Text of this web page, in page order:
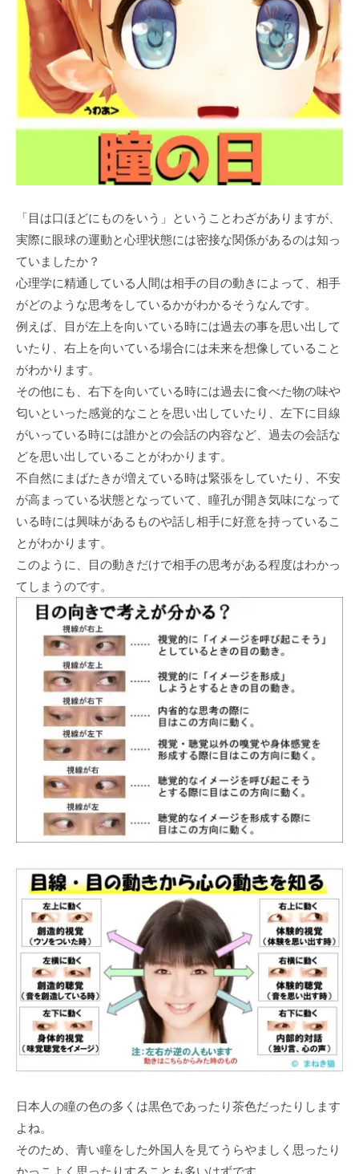
「目は口ほどにものをいう」ということわざがありますが、
実際に眼球の運動と心理状態には密接な関係があるのは知っ
ていましたか？
心理学に精通している人間は相手の目の動きによって、相手
がどのような思考をしているかがわかるそうなんです。
例えば、目が左上を向いている時には過去の事を思い出して
いたり、右上を向いている場合には未来を想像していること
がわかります。
その他にも、右下を向いている時には過去に食べた物の味や
匂いといった感覚的なことを思い出していたり、左下に目線
がいっている時には誰かとの会話の内容など、過去の会話な
どを思い出していることがわかります。
不自然にまばたきが増えている時は緊張をしていたり、不安
が高まっている状態となっていて、瞳孔が開き気味になって
いる時には興味があるものや話し相手に好意を持っているこ
とがわかります。
このように、目の動きだけで相手の思考がある程度はわかっ
てしまうのです。
日本人の瞳の色の多くは黒色であったり茶色だったりします
よね。
そのため、青い瞳をした外国人を見てうらやましく思ったり